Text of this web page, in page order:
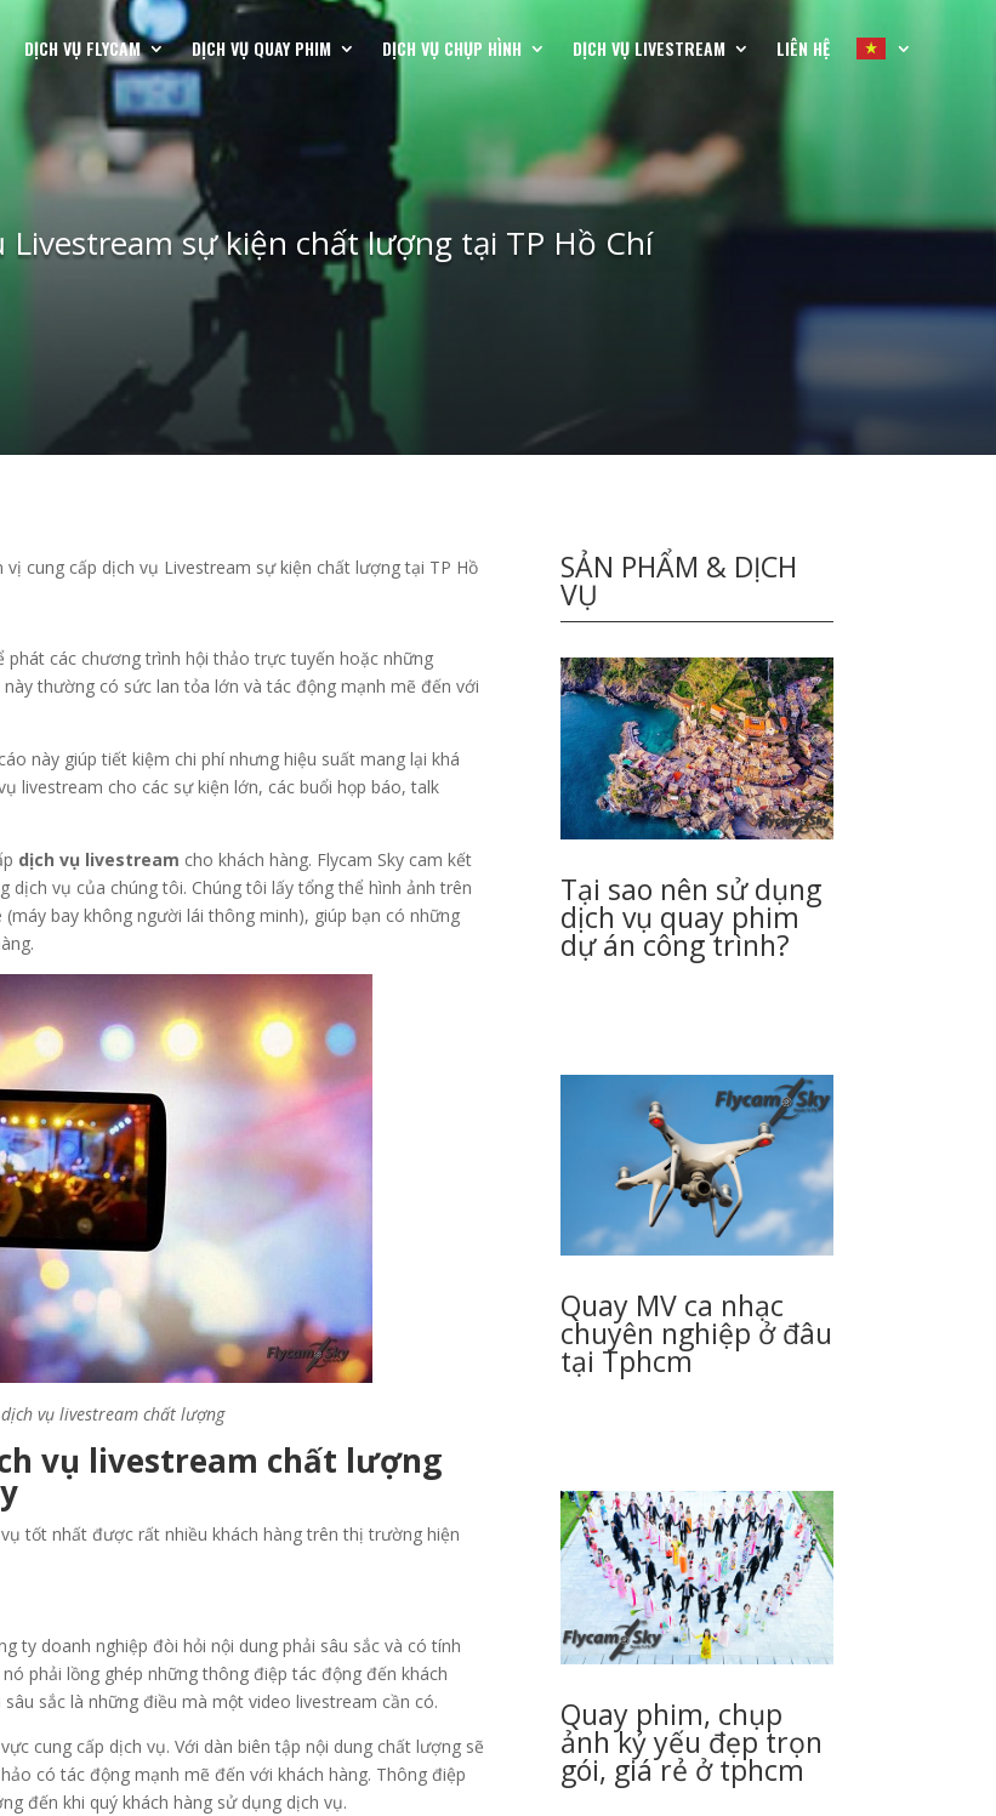
DỊCH VỤ FLYCAM DỊCH VỤ QUAY PHIM DỊCH VỤ CHỤP HÌNH DỊCH VỤ LIVESTREAM LIÊN HỆ
sự kiện chất lượng tại TP Hồ Chí
vị cung cấp dịch vụ Livestream sự kiện chất lượng tại TP Hồ
các chương trình hội thảo trực tuyến hoặc những
thường có sức lan tỏa lớn và tác động mạnh mẽ đến với
này giúp tiết kiệm chi phí nhưng hiệu suất mang lại khá
livestream cho các sự kiện lớn, các buổi họp báo, talk
dịch vụ livestream cho khách hàng. Flycam Sky cam kết
dịch vụ của chúng tôi. Chúng tôi lấy tổng thể hình ảnh trên
bay không người lái thông minh), giúp bạn có những
vụ livestream chất lượng
vụ livestream chất lượng
tốt nhất được rất nhiều khách hàng trên thị trường hiện
ty doanh nghiệp đòi hỏi nội dung phải sâu sắc và có tính
phải lồng ghép những thông điệp tác động đến khách
sắc là những điều mà một video livestream cần có.
cung cấp dịch vụ. Với dàn biên tập nội dung chất lượng sẽ
có tác động mạnh mẽ đến với khách hàng. Thông điệp
đến khi quý khách hàng sử dụng dịch vụ.
SẢN PHẨM & DỊCH
VỤ
Tại sao nên sử dụng
dịch vụ quay phim
dự án công trình?
Quay MV ca nhạc
chuyên nghiệp ở đâu
tại Tphcm
Quay phim, chụp
ảnh kỷ yếu đẹp trọn
gói, giá rẻ ở tphcm